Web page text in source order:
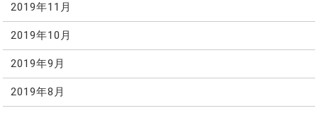
2019年11月
2019年10月
2019年9月
2019年8月